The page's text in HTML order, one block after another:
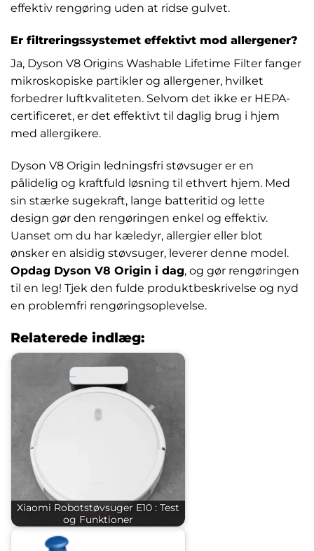
effektiv rengøring uden at ridse gulvet.
Er filtreringssystemet effektivt mod allergener?
Ja, Dyson V8 Origins Washable Lifetime Filter fanger
mikroskopiske partikler og allergener, hvilket
forbedrer luftkvaliteten. Selvom det ikke er HEPA-
certificeret, er det effektivt til daglig brug i hjem
med allergikere.
Dyson V8 Origin ledningsfri støvsuger er en
pålidelig og kraftfuld løsning til ethvert hjem. Med
sin stærke sugekraft, lange batteritid og lette
design gør den rengøringen enkel og effektiv.
Uanset om du har kæledyr, allergier eller blot
ønsker en alsidig støvsuger, leverer denne model.
Opdag Dyson V8 Origin i dag, og gør rengøringen
til en leg! Tjek den fulde produktbeskrivelse og nyd
en problemfri rengøringsoplevelse.
Relaterede indlæg:
Xiaomi Robotstøvsuger E10 : Test
og Funktioner